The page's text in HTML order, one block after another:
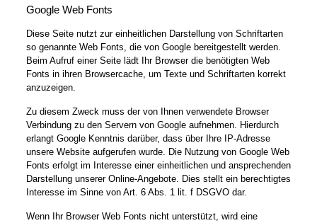
Google Web Fonts
Diese Seite nutzt zur einheitlichen Darstellung von Schriftarten
so genannte Web Fonts, die von Google bereitgestellt werden.
Beim Aufruf einer Seite lädt Ihr Browser die benötigten Web
Fonts in ihren Browsercache, um Texte und Schriftarten korrekt
anzuzeigen.
Zu diesem Zweck muss der von Ihnen verwendete Browser
Verbindung zu den Servern von Google aufnehmen. Hierdurch
erlangt Google Kenntnis darüber, dass über Ihre IP-Adresse
unsere Website aufgerufen wurde. Die Nutzung von Google Web
Fonts erfolgt im Interesse einer einheitlichen und ansprechenden
Darstellung unserer Online-Angebote. Dies stellt ein berechtigtes
Interesse im Sinne von Art. 6 Abs. 1 lit. f DSGVO dar.
Wenn Ihr Browser Web Fonts nicht unterstützt, wird eine